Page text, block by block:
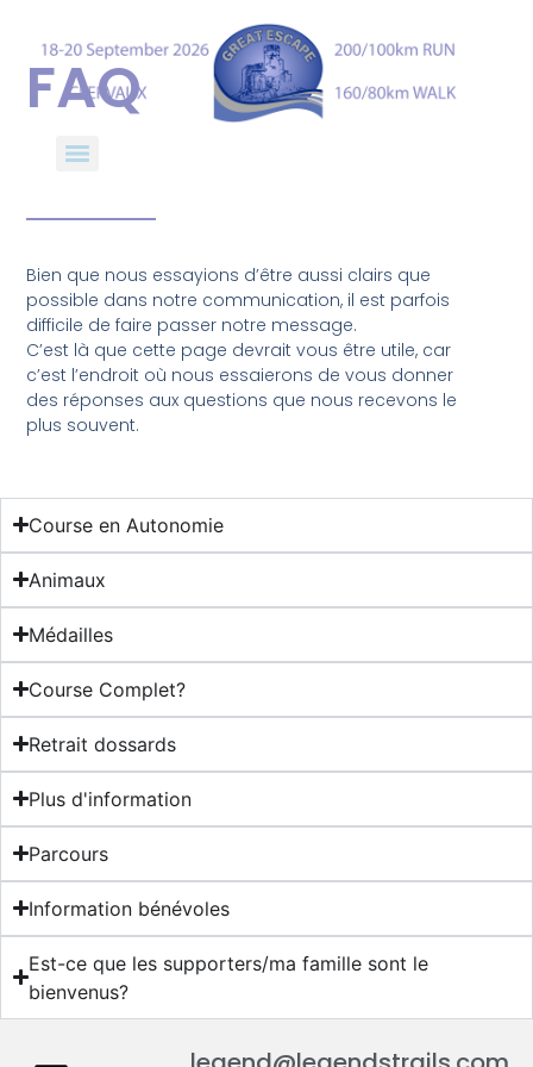
FAQ
Bien que nous essayions d’être aussi clairs que
possible dans notre communication, il est parfois
difficile de faire passer notre message.
C’est là que cette page devrait vous être utile, car
c’est l’endroit où nous essaierons de vous donner
des réponses aux questions que nous recevons le
plus souvent.
Course en Autonomie
Animaux
Médailles
Course Complet?
Retrait dossards
Plus d'information
Parcours
Information bénévoles
Est-ce que les supporters/ma famille sont le
bienvenus?